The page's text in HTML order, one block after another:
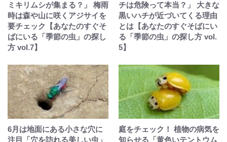
ミキリムシが集まる？」 梅雨
時は森や山に咲くアジサイを
要チェック【あなたのすぐそ
ばにいる「季節の虫」の探し
方 vol.7】
チは危険って本当？」 大きな
黒いハチが近づいてくる理由
とは【あなたのすぐそばにい
る「季節の虫」の探し方 vol.
5】
6月は地面にある小さな穴に
注目「穴を訪れる美しい虫」
庭をチェック！ 植物の病気を
知らせる「黄色いテントウム